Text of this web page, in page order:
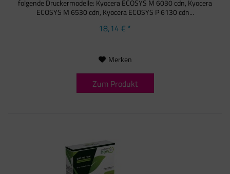
folgende Druckermodelle: Kyocera ECOSYS M 6030 cdn, Kyocera
ECOSYS M 6530 cdn, Kyocera ECOSYS P 6130 cdn...
18,14 € *
Merken
Zum Produkt